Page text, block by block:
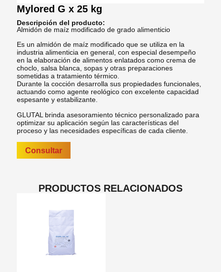
Mylored G x 25 kg
Descripción del producto:
Almidón de maíz modificado de grado alimenticio
Es un almidón de maíz modificado que se utiliza en la
industria alimenticia en general, con especial desempeño
en la elaboración de alimentos enlatados como crema de
choclo, salsa blanca, sopas y otras preparaciones
sometidas a tratamiento térmico.
Durante la cocción desarrolla sus propiedades funcionales,
actuando como agente reológico con excelente capacidad
espesante y estabilizante.
GLUTAL brinda asesoramiento técnico personalizado para
optimizar su aplicación según las características del
proceso y las necesidades específicas de cada cliente.
Consultar
PRODUCTOS RELACIONADOS